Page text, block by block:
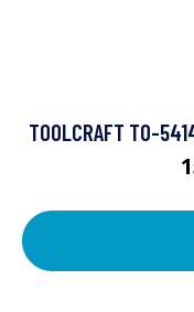
TOOLCRAFT TO-